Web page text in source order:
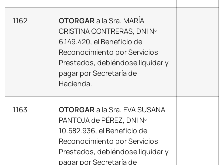
1162 OTORGAR a la Sra. MARÍA
CRISTINA CONTRERAS, DNI Nº
6.149.420, el Beneficio de
Reconocimiento por Servicios
Prestados, debiéndose liquidar y
pagar por Secretaría de
Hacienda.-
1163 OTORGAR a la Sra. EVA SUSANA
PANTOJA de PÉREZ, DNI Nº
10.582.936, el Beneficio de
Reconocimiento por Servicios
Prestados, debiéndose liquidar y
pagar por Secretaría de